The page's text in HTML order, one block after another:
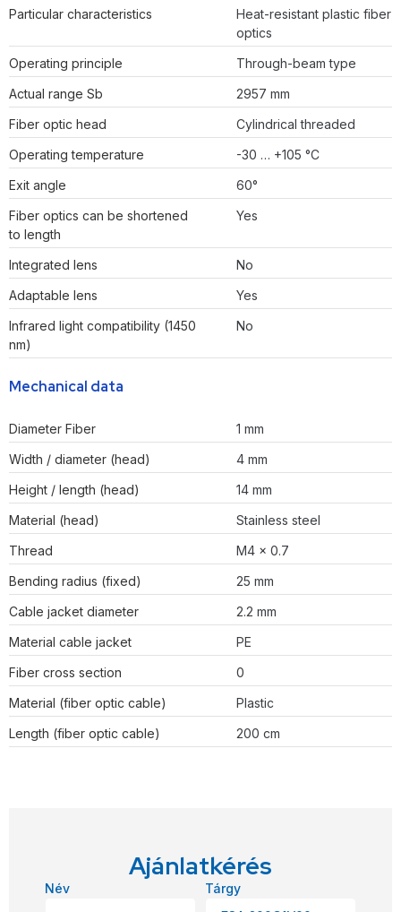
Particular characteristics
Heat-resistant plastic fiber
optics
Operating principle
Through-beam type
Actual range Sb
2957 mm
Fiber optic head
Cylindrical threaded
Operating temperature
-30 … +105 °C
Exit angle
60°
Fiber optics can be shortened
to length
Yes
Integrated lens
No
Adaptable lens
Yes
Infrared light compatibility (1450
nm)
No
Mechanical data
Diameter Fiber
1 mm
Width / diameter (head)
4 mm
Height / length (head)
14 mm
Material (head)
Stainless steel
Thread
M4 x 0.7
Bending radius (fixed)
25 mm
Cable jacket diameter
2.2 mm
Material cable jacket
PE
Fiber cross section
0
Material (fiber optic cable)
Plastic
Length (fiber optic cable)
200 cm
Ajánlatkérés
Név Tárgy